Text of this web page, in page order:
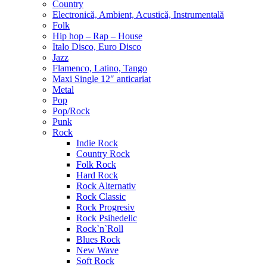
Country
Electronică, Ambient, Acustică, Instrumentală
Folk
Hip hop – Rap – House
Italo Disco, Euro Disco
Jazz
Flamenco, Latino, Tango
Maxi Single 12″ anticariat
Metal
Pop
Pop/Rock
Punk
Rock
Indie Rock
Country Rock
Folk Rock
Hard Rock
Rock Alternativ
Rock Classic
Rock Progresiv
Rock Psihedelic
Rock`n`Roll
Blues Rock
New Wave
Soft Rock